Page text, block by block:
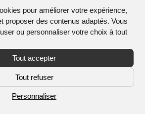
: 02 32 56 70 65
Nous contacter
pour améliorer votre expérience,
proposer des contenus adaptés. Vous
ou personnaliser votre choix à tout
Tout accepter
Tout refuser
Personnaliser